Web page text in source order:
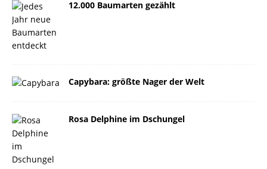
12.000 Baumarten gezählt
Capybara: größte Nager der Welt
Rosa Delphine im Dschungel